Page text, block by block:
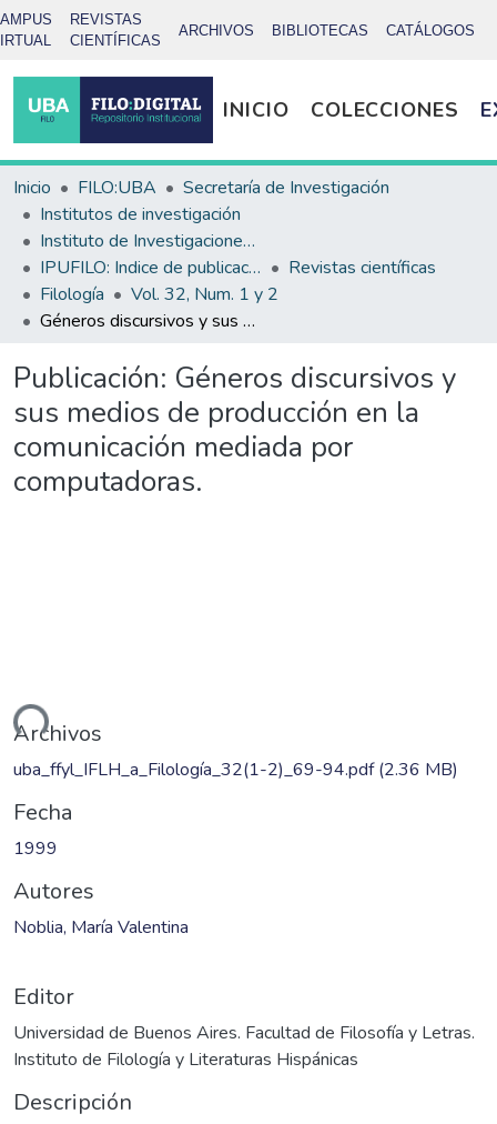
REVISTAS
CIENTÍFICAS
ARCHIVOS BIBLIOTECAS CATÁLOGOS
INICIO COLECCIONES
Inicio FILO:UBA
Secretaría de Investigación
Institutos de investigación
Instituto de Investigaciones Bibliotecológicas (INIBI)
IPUFILO: Indice de publicaciones de la Facultad de Filosofía y Letras
Revistas científicas
Filología
Vol. 32, Num. 1 y 2
Géneros discursivos y sus medios de producción en la comunicación mediada por computadoras.
Publicación: Géneros discursivos y
sus medios de producción en la
comunicación mediada por
computadoras.
Archivos
uba_ffyl_IFLH_a_Filología_32(1-2)_69-94.pdf(2.36 MB)
Fecha
1999
Autores
Noblia, María Valentina
Editor
Universidad de Buenos Aires. Facultad de Filosofía y Letras.
Instituto de Filología y Literaturas Hispánicas
Descripción